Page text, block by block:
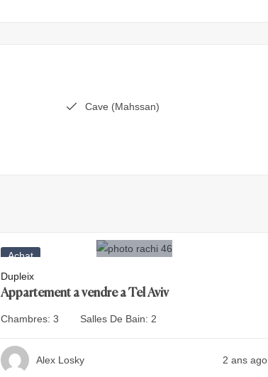
Cave (Mahssan)
Achat
Dupleix
Appartement a vendre a Tel Aviv
Chambres: 3 Salles De Bain: 2
Alex Losky 2 ans ago